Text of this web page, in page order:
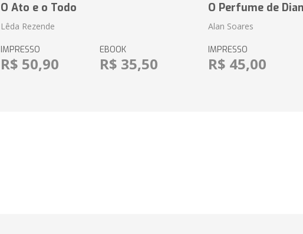
O Ato e o Todo
Lêda Rezende
IMPRESSO
R$ 50,90
EBOOK
R$ 35,50
O Perfume de
Alan Soares
IMPRESSO
R$ 45,00